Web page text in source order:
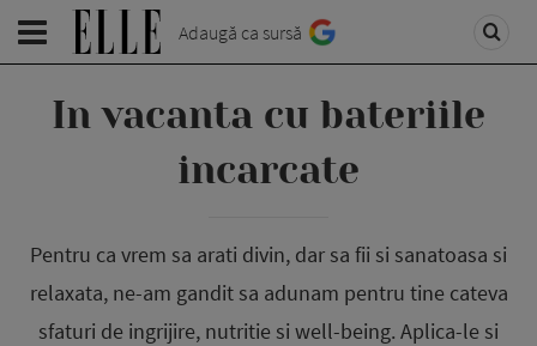
Adaugă ca sursă
In vacanta cu bateriile
incarcate
Pentru ca vrem sa arati divin, dar sa fii si sanatoasa si
relaxata, ne-am gandit sa adunam pentru tine cateva
sfaturi de ingrijire, nutritie si well-being. Aplica-le si